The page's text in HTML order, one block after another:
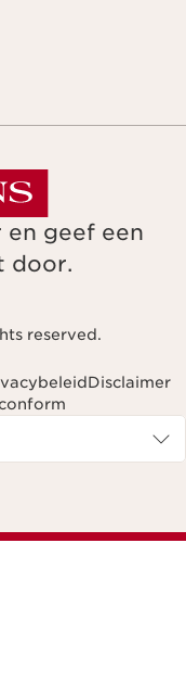
en geef een
door.
reserved.
Disclaimer